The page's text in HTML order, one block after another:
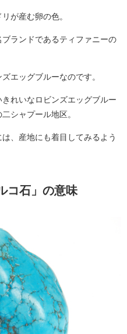
が産む卵の色。
ランドであるティファニーの
エッグブルーなのです。
れいなロビンズエッグブルー
シャプール地区。
、産地にも着目してみるよう
コ石」の意味